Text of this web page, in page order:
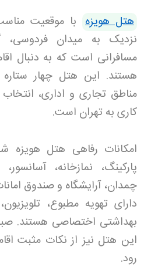
هتل هویزه با موقعیت
نزدیک به میدان فردوسی،
مسافرانی است که به دنبال
هستند. این هتل چهار
مناطق تجاری و اداری،
کاری به تهران است.
امکانات رفاهی هتل
پارکینگ، نمازخانه،
چمدان، آرایشگاه و صندوق
دارای تهویه مطبوع،
بهداشتی اختصاصی هستند.
این هتل نیز از نکات مثبت
رود.